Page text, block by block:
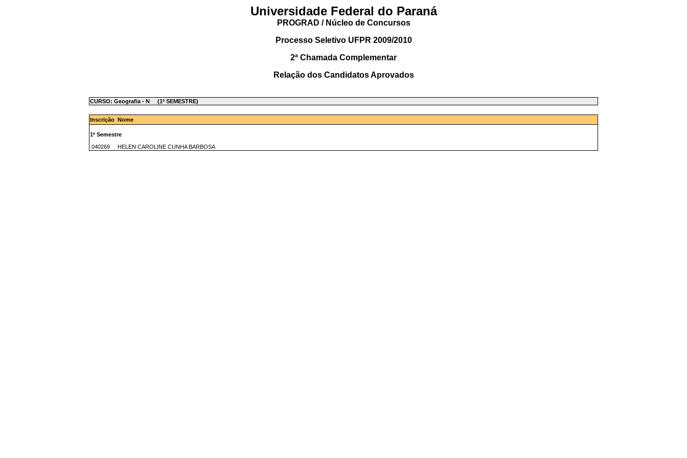
Universidade Federal do Paraná
PROGRAD / Núcleo de Concursos
Processo Seletivo UFPR 2009/2010
2ª Chamada Complementar
Relação dos Candidatos Aprovados
CURSO: Geografia - N (1º SEMESTRE)
Inscrição Nome
1º Semestre
040269 HELEN CAROLINE CUNHA BARBOSA